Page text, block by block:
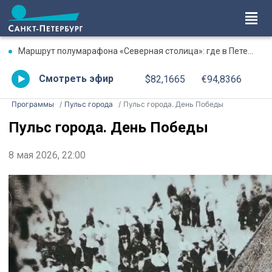
Маршрут полумарафона «Северная столица»: где в Петербурге будут перекрыты дороги 9 августа
Смотреть эфир $82,1665 €94,8366
Программы Пульс города Пульс города. День Победы
Пульс города. День Победы
8 мая 2026, 22:00